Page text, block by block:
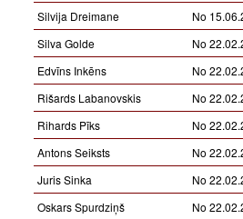
Silvija Dreimane
No
Silva Golde
No
Edvīns Inkēns
No
Rišards Labanovskis
No
Rihards Pīks
No
Antons Seiksts
No
Juris Sinka
No
Oskars Spurdziņš
No